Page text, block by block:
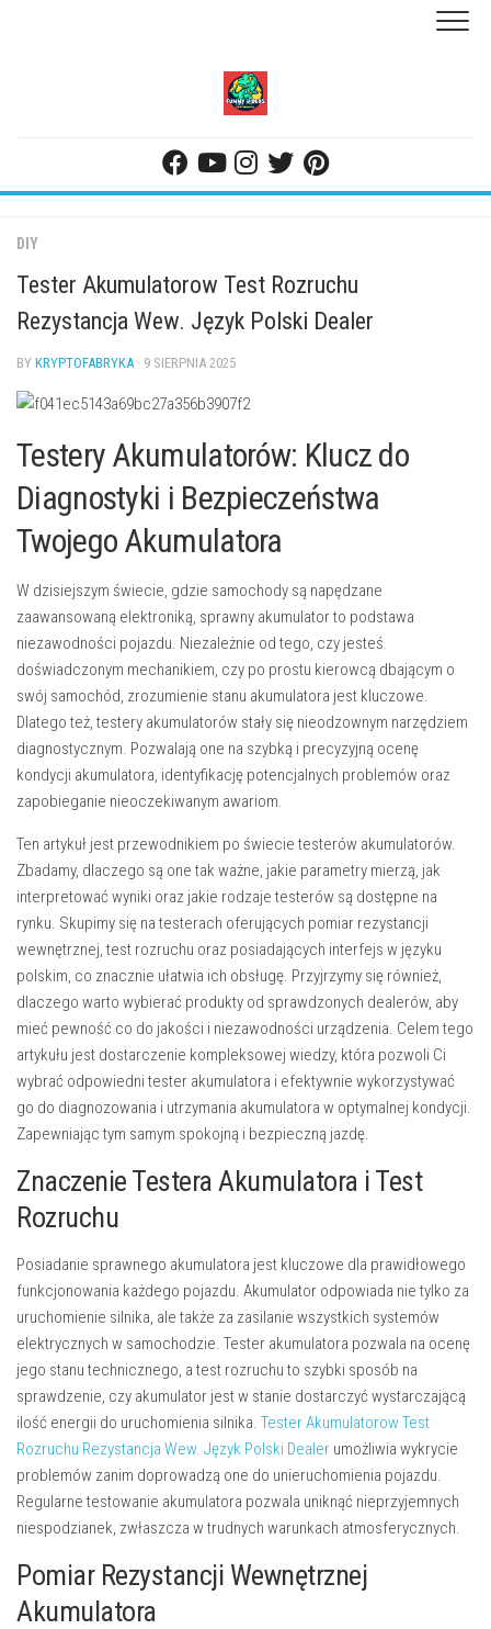
DIY
Tester Akumulatorow Test Rozruchu
Rezystancja Wew. Język Polski Dealer
BY KRYPTOFABRYKA · 9 SIERPNIA 2025
Testery Akumulatorów: Klucz do
Diagnostyki i Bezpieczeństwa
Twojego Akumulatora
W dzisiejszym świecie, gdzie samochody są napędzane
zaawansowaną elektroniką, sprawny akumulator to podstawa
niezawodności pojazdu. Niezależnie od tego, czy jesteś
doświadczonym mechanikiem, czy po prostu kierowcą dbającym o
swój samochód, zrozumienie stanu akumulatora jest kluczowe.
Dlatego też, testery akumulatorów stały się nieodzownym narzędziem
diagnostycznym. Pozwalają one na szybką i precyzyjną ocenę
kondycji akumulatora, identyfikację potencjalnych problemów oraz
zapobieganie nieoczekiwanym awariom.
Ten artykuł jest przewodnikiem po świecie testerów akumulatorów.
Zbadamy, dlaczego są one tak ważne, jakie parametry mierzą, jak
interpretować wyniki oraz jakie rodzaje testerów są dostępne na
rynku. Skupimy się na testerach oferujących pomiar rezystancji
wewnętrznej, test rozruchu oraz posiadających interfejs w języku
polskim, co znacznie ułatwia ich obsługę. Przyjrzymy się również,
dlaczego warto wybierać produkty od sprawdzonych dealerów, aby
mieć pewność co do jakości i niezawodności urządzenia. Celem tego
artykułu jest dostarczenie kompleksowej wiedzy, która pozwoli Ci
wybrać odpowiedni tester akumulatora i efektywnie wykorzystywać
go do diagnozowania i utrzymania akumulatora w optymalnej kondycji.
Zapewniając tym samym spokojną i bezpieczną jazdę.
Znaczenie Testera Akumulatora i Test
Rozruchu
Posiadanie sprawnego akumulatora jest kluczowe dla prawidłowego
funkcjonowania każdego pojazdu. Akumulator odpowiada nie tylko za
uruchomienie silnika, ale także za zasilanie wszystkich systemów
elektrycznych w samochodzie. Tester akumulatora pozwala na ocenę
jego stanu technicznego, a test rozruchu to szybki sposób na
sprawdzenie, czy akumulator jest w stanie dostarczyć wystarczającą
ilość energii do uruchomienia silnika. Tester Akumulatorow Test
Rozruchu Rezystancja Wew. Język Polski Dealer umożliwia wykrycie
problemów zanim doprowadzą one do unieruchomienia pojazdu.
Regularne testowanie akumulatora pozwala uniknąć nieprzyjemnych
niespodzianek, zwłaszcza w trudnych warunkach atmosferycznych.
Pomiar Rezystancji Wewnętrznej
Akumulatora